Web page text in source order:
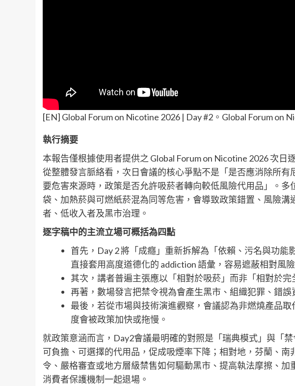
[EN] Global Forum on Nicotine 2026 | Day #2。Global Forum on
執行摘要
本報告僅根據使用者提供之 Global Forum on Nicotine 2026 次日
從整體發言脈絡看，次日會議的核心爭點不是「是否應消除所有
要危害來源時，政策是否允許吸菸者轉向較低風險代用品」。
袋、加熱菸與可燃紙菸混為同等危害，會導致政策錯置、風險
者、低收入者及黑市治理。
逐字稿中的主流立場可概括為四點
首先，Day 2 將「成癮」重新拆解為「依賴、污名與功能
直接套用高度道德化的 addiction 語彙，容易遮蔽相對風險
其次，講者普遍主張應以「相對於吸菸」而非「相對於完
再著，數場發言把禁令視為會產生黑市、組織犯罪、錯誤
最後，若從市場與技術演進觀察，會議認為非燃燒產品
度會被政策加快或拖慢。
就政策意涵而言，Day2會議最明確的對照是「瑞典模式」與「
可負擔、可選擇的代用品，促成吸煙率下降；相對地，芬蘭、南
令、嚴格審查或地方層級禁售如何驅動黑市、提高執法摩擦、
消費者保護機制一起退場。